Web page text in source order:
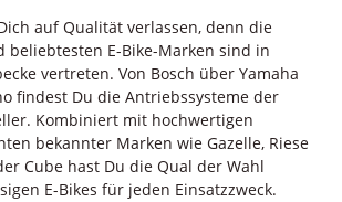
auf Qualität verlassen, denn die
beliebtesten E-Bike-Marken sind in
vertreten. Von Bosch über Yamaha
findest Du die Antriebssysteme der
Kombiniert mit hochwertigen
bekannter Marken wie Gazelle, Riese
Cube hast Du die Qual der Wahl
E-Bikes für jeden Einsatzzweck.